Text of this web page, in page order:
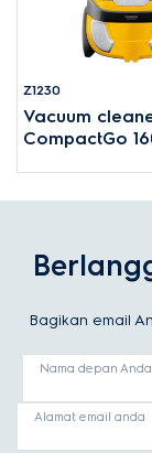
Z1230
Vacuum
CompactGo
Bagikan email
Nama depan Anda
Alamat email anda